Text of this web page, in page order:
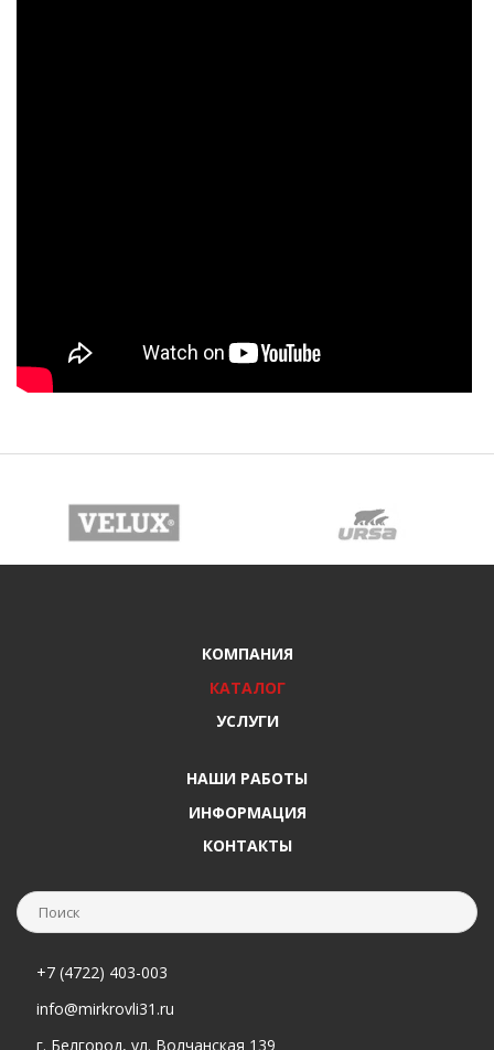
КОМПАНИЯ
КАТАЛОГ
УСЛУГИ
НАШИ РАБОТЫ
ИНФОРМАЦИЯ
КОНТАКТЫ
+7 (4722) 403-003
info@mirkrovli31.ru
г. Белгород, ул. Волчанская 139